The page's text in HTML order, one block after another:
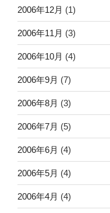
2006年12月 (1)
2006年11月 (3)
2006年10月 (4)
2006年9月 (7)
2006年8月 (3)
2006年7月 (5)
2006年6月 (4)
2006年5月 (4)
2006年4月 (4)